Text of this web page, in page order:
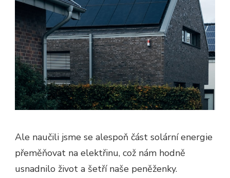
Ale naučili jsme se alespoň část solární energie
přeměňovat na elektřinu, což nám hodně
usnadnilo život a šetří naše peněženky.